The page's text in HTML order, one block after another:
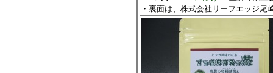
・裏面は、株式会社リーフエッジ尾